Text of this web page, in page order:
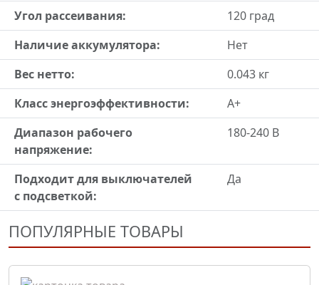
Угол рассеивания:
120 град
Наличие аккумулятора:
Нет
Вес нетто:
0.043 кг
Класс энергоэффективности:
A+
Диапазон рабочего
напряжение:
180-240 В
Подходит для выключателей
с подсветкой:
Да
ПОПУЛЯРНЫЕ ТОВАРЫ